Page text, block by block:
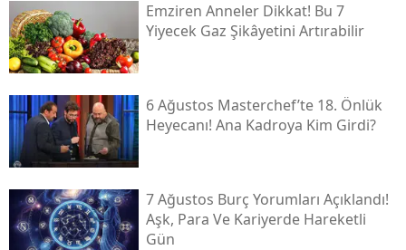
Emziren Anneler Dikkat! Bu 7
Yiyecek Gaz Şikâyetini Artırabilir
6 Ağustos Masterchef’te 18. Önlük
Heyecanı! Ana Kadroya Kim Girdi?
7 Ağustos Burç Yorumları Açıklandı!
Aşk, Para Ve Kariyerde Hareketli
Gün